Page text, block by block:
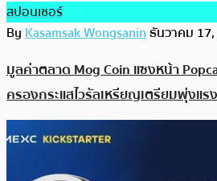
สปอนเซอร์
ByKasamsak Wongsaninธันวาคม
มูลค่าตลาด Mog Coin แซงหน้า
ครองกระแสไวรัลเหรียญเตรียมพุ่งแร